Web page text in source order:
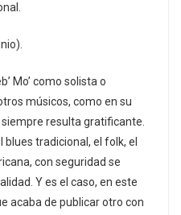
Mo’ como solista o
músicos, como en su
resulta gratificante.
tradicional, el folk, el
con seguridad se
Y es el caso, en este
acaba de publicar otro con